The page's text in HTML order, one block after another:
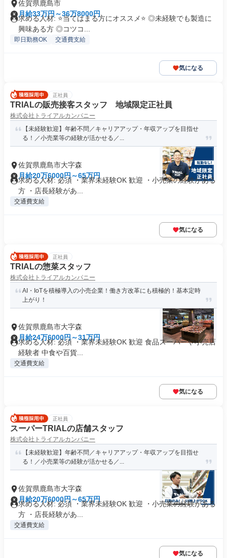
佐賀県鹿島市
月給33万円～36万8000円
求める人材: ⭐️当てはまる方にオススメ⭐️ ◎未経験でも製造に
興味ある方 ◎コツコ...
即日勤務OK 交通費支給
気になる
正社員
TRIALの販売接客スタッフ 地域限定正社員
株式会社トライアルカンパニー
【未経験歓迎】年齢不問／キャリアアップ・年収アップを目指せ
る！／小売業等の経験が活かせる／...
佐賀県鹿島市大字森
月給20万6000円～65万円
求める人材: 必須 ・業界未経験OK 歓迎 ・小売業の経験がある
方 ・店長経験があ...
交通費支給
気になる
正社員
TRIALの惣菜スタッフ
株式会社トライアルカンパニー
AI・IoTを積極導入の小売企業！働き方改革にも積極的！基本定時
上がり！
佐賀県鹿島市大字森
月給24万6000円～31万円
求める人材: 必須 ・業界未経験OK 歓迎 食品スーパーや小売店
経験者 中食や百貨...
交通費支給
気になる
正社員
スーパーTRIALの店舗スタッフ
株式会社トライアルカンパニー
【未経験歓迎】年齢不問／キャリアアップ・年収アップを目指せ
る！／小売業等の経験が活かせる／...
佐賀県鹿島市大字森
月給20万6000円～65万円
求める人材: 必須 ・業界未経験OK 歓迎 ・小売業の経験がある
方 ・店長経験があ...
交通費支給
気になる